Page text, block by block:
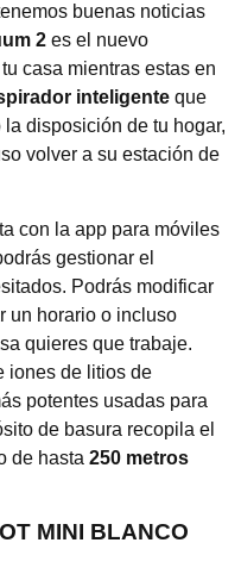
buenas noticias
2 es el nuevo
casa mientras estas en
inteligente que
disposición de tu hogar,
volver a su estación de
con la app para móviles
gestionar el
Podrás modificar
un horario o incluso
quieres que trabaje.
iones de litios de
potentes usadas para
de basura recopila el
de hasta 250 metros
MINI BLANCO